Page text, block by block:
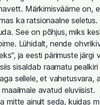
Märkimisväärne on,
ka ratsionaalne
See on põhjus, miks
Lühidalt, nende
ja eesti pärimuste
sisaldab raamatu
sellele, et vahetusvara,
avatud eluviisist.
mitte ainult seda, kuidas